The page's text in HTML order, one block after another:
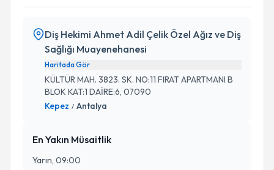
Diş Hekimi Ahmet Adil Çelik Özel Ağız ve Diş
Sağlığı Muayenehanesi
Haritada Gör
KÜLTÜR MAH. 3823. SK. NO:11 FIRAT APARTMANI B
BLOK KAT:1 DAİRE:6, 07090
Kepez / Antalya
En Yakın Müsaitlik
Yarın, 09:00